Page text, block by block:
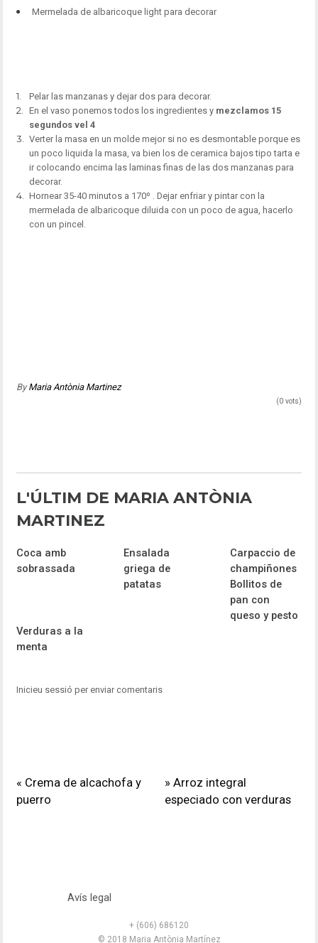
Mermelada de albaricoque light para decorar
Pelar las manzanas y dejar dos para decorar.
En el vaso ponemos todos los ingredientes y mezclamos 15
segundos vel 4
Verter la masa en un molde mejor si no es desmontable porque es
un poco liquida la masa, va bien los de ceramica bajos tipo tarta e
ir colocando encima las laminas finas de las dos manzanas para
decorar.
Hornear 35-40 minutos a 170º . Dejar enfriar y pintar con la
mermelada de albaricoque diluida con un poco de agua, hacerlo
con un pincel.
ByMaria Antònia Martinez
(0 vots)
L'ÚLTIM DE MARIA ANTÒNIA
MARTINEZ
Coca amb
sobrassada
Ensalada
griega de
patatas
Carpaccio de
champiñones
Bollitos de
pan con
queso y pesto
Verduras a la
menta
Inicieu sessió per enviar comentaris
« Crema de alcachofa y
puerro
» Arroz integral
especiado con verduras
Avís legal
+ (606) 686120
© 2018 Maria Antònia Martínez